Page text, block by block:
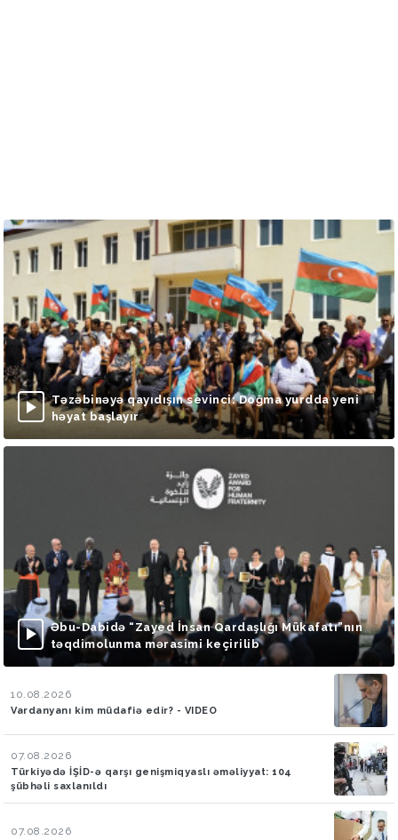
Təzəbinəyə qayıdışın sevinci: Doğma yurdda yeni
həyat başlayır
Əbu-Dabidə “Zayed İnsan Qardaşlığı Mükafatı”nın
təqdimolunma mərasimi keçirilib
10.08.2026
Vardanyanı kim müdafiə edir? - VIDEO
07.08.2026
Türkiyədə İŞİD-ə qarşı genişmiqyaslı əməliyyat: 104
şübhəli saxlanıldı
07.08.2026